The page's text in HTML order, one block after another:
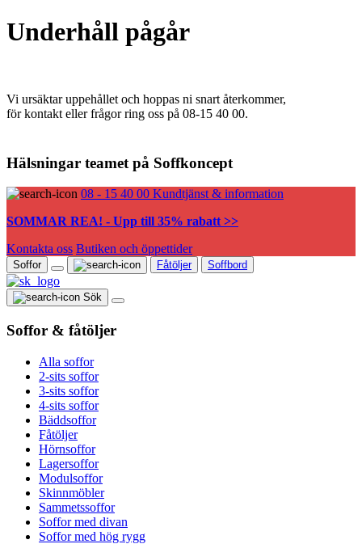
Underhåll pågår
Vi ursäktar uppehållet och hoppas ni snart återkommer,
för kontakt eller frågor ring oss på 08-15 40 00.
Hälsningar teamet på Soffkoncept
08 - 15 40 00 Kundtjänst & information
SOMMAR REA! - Upp till 35% rabatt >>
Kontakta oss Butiken och öppettider
Soffor Fåtöljer Soffbord
Sök
Soffor & fåtöljer
Alla soffor
2-sits soffor
3-sits soffor
4-sits soffor
Bäddsoffor
Fåtöljer
Hörnsoffor
Lagersoffor
Modulsoffor
Skinnmöbler
Sammetssoffor
Soffor med divan
Soffor med hög rygg